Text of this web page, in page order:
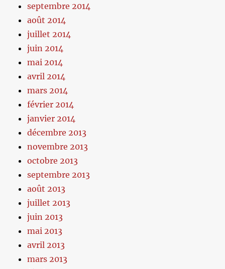
septembre 2014
août 2014
juillet 2014
juin 2014
mai 2014
avril 2014
mars 2014
février 2014
janvier 2014
décembre 2013
novembre 2013
octobre 2013
septembre 2013
août 2013
juillet 2013
juin 2013
mai 2013
avril 2013
mars 2013